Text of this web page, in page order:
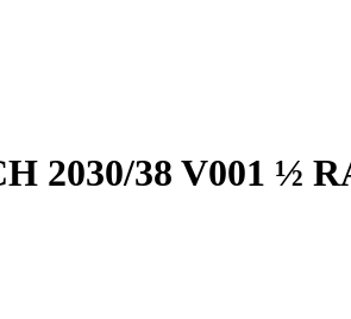
2030/38 V001 ½